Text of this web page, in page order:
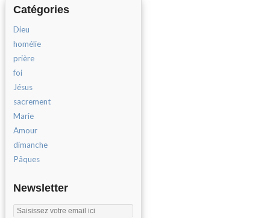
Catégories
Dieu
homélie
prière
foi
Jésus
sacrement
Marie
Amour
dimanche
Pâques
Newsletter